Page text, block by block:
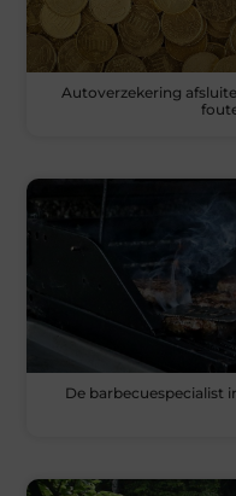
Autoverzekering
De barbecuespecialist